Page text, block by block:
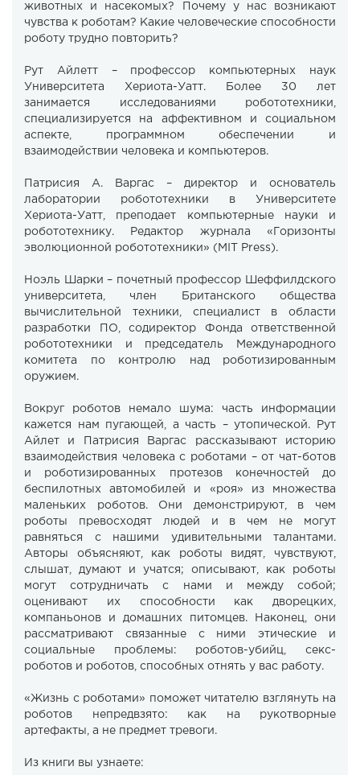
животных и насекомых? Почему у нас возникают
чувства к роботам? Какие человеческие способности
роботу трудно повторить?
Рут Айлетт – профессор компьютерных наук
Университета Хериота-Уатт. Более 30 лет
занимается исследованиями робототехники,
специализируется на аффективном и социальном
аспекте, программном обеспечении и
взаимодействии человека и компьютеров.
Патрисия А. Варгас – директор и основатель
лаборатории робототехники в Университете
Хериота-Уатт, преподает компьютерные науки и
робототехнику. Редактор журнала «Горизонты
эволюционной робототехники» (MIT Press).
Ноэль Шарки – почетный профессор Шеффилдского
университета, член Британского общества
вычислительной техники, специалист в области
разработки ПО, содиректор Фонда ответственной
робототехники и председатель Международного
комитета по контролю над роботизированным
оружием.
Вокруг роботов немало шума: часть информации
кажется нам пугающей, а часть – утопической. Рут
Айлет и Патрисия Варгас рассказывают историю
взаимодействия человека с роботами – от чат-ботов
и роботизированных протезов конечностей до
беспилотных автомобилей и «роя» из множества
маленьких роботов. Они демонстрируют, в чем
роботы превосходят людей и в чем не могут
равняться с нашими удивительными талантами.
Авторы объясняют, как роботы видят, чувствуют,
слышат, думают и учатся; описывают, как роботы
могут сотрудничать с нами и между собой;
оценивают их способности как дворецких,
компаньонов и домашних питомцев. Наконец, они
рассматривают связанные с ними этические и
социальные проблемы: роботов-убийц, секс-
роботов и роботов, способных отнять у вас работу.
«Жизнь с роботами» поможет читателю взглянуть на
роботов непредвзято: как на рукотворные
артефакты, а не предмет тревоги.
Из книги вы узнаете: